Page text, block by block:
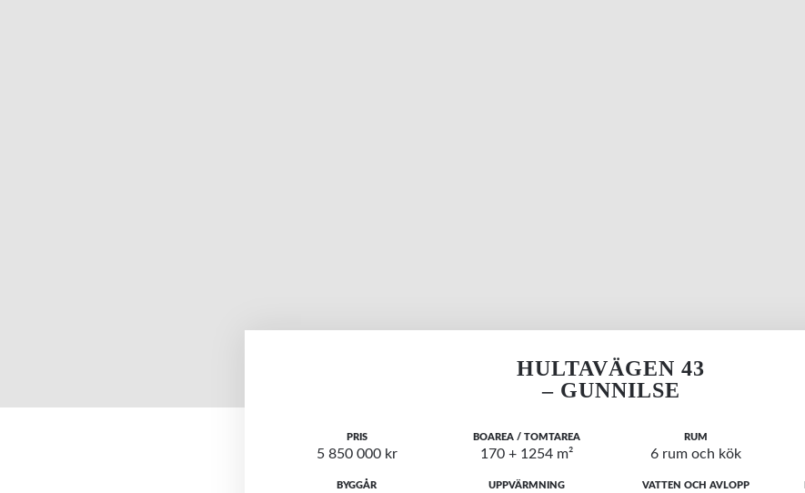
HULTAVÄGEN 43
– GUNNILSE
PRIS
5 850 000 kr
BOAREA / TOMTAREA
170 + 1254 m²
RUM
6 rum och kök
BYGGÅR UPPVÄRMNING VATTEN OCH AVLOPP